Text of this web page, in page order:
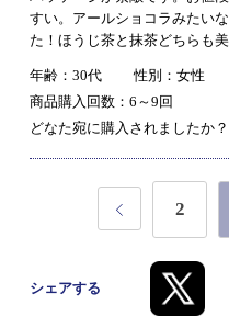
すい。アールショコラみたい
た！ほうじ茶と抹茶どちらも
年齢：30代
性別：女性
商品購入回数：6～9回
どなた宛に購入されましたか
2
シェアする